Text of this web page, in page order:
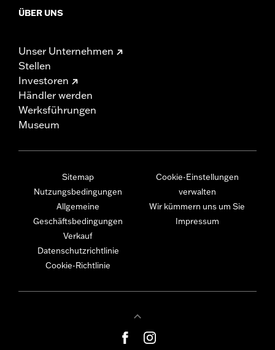
ÜBER UNS
Unser Unternehmen
Stellen
Investoren
Händler werden
Werksführungen
Museum
Sitemap
Nutzungsbedingungen
Allgemeine
Geschäftsbedingungen
Verkauf
Datenschutzrichtlinie
Cookie-Richtlinie
Cookie-Einstellungen
verwalten
Wir kümmern uns um Sie
Impressum